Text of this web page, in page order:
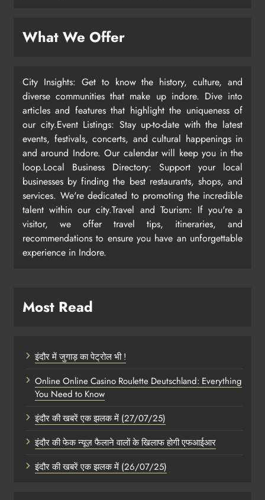
What We Offer
City Insights: Get to know the history, culture, and
diverse communities that make up indore. Dive into
articles and features that highlight the uniqueness of
our city.Event Listings: Stay up-to-date with the latest
events, festivals, concerts, and cultural happenings in
and around Indore. Our calendar will keep you in the
loop.Local Business Directory: Support your local
businesses by finding the best restaurants, shops, and
services. We're dedicated to promoting the incredible
talent within our city.Travel and Tourism: If you're a
visitor, we offer travel tips, itineraries, and
recommendations to ensure you have an unforgettable
experience in Indore.
Most Read
इंदौर में जुगाड़ का पेट्रोल भी !
Online Online Casino Roulette Deutschland: Everything
You Need to Know
इंदौर की खबरें एक झलक में (27/07/25)
इंदौर की फेक न्यूज़ फैलाने वालों के खिलाफ होगी एफआईआर
इंदौर की खबरें एक झलक में (26/07/25)